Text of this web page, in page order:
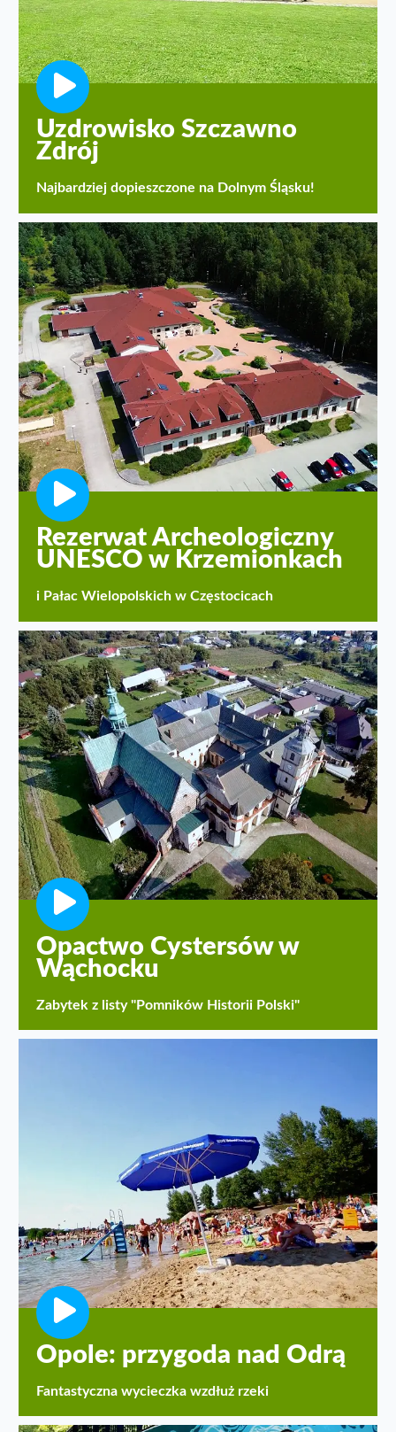
Uzdrowisko Szczawno
Zdrój
Najbardziej dopieszczone na Dolnym Śląsku!
Rezerwat Archeologiczny
UNESCO w Krzemionkach
i Pałac Wielopolskich w Częstocicach
Opactwo Cystersów w
Wąchocku
Zabytek z listy "Pomników Historii Polski"
Opole: przygoda nad Odrą
Fantastyczna wycieczka wzdłuż rzeki